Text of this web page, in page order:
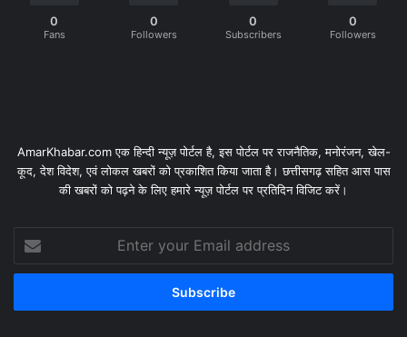
0
Fans
0
Followers
0
Subscribers
0
Followers
AmarKhabar.com एक हिन्दी न्यूज़ पोर्टल है, इस पोर्टल पर राजनैतिक, मनोरंजन, खेल-
कूद, देश विदेश, एवं लोकल खबरों को प्रकाशित किया जाता है। छत्तीसगढ़ सहित आस पास
की खबरों को पढ़ने के लिए हमारे न्यूज़ पोर्टल पर प्रतिदिन विजिट करें।
your
Email